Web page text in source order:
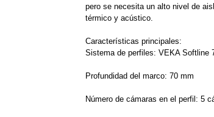
pero se necesita un alto nivel de
térmico y acústico.
Características principales:
Sistema de perfiles: VEKA Softline
Profundidad del marco: 70 mm
Número de cámaras en el perfil: 5